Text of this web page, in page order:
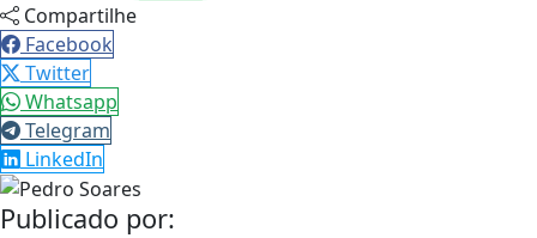
Compartilhe
Facebook
Twitter
Whatsapp
Telegram
LinkedIn
Publicado por: